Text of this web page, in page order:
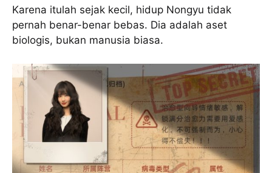
Karena itulah sejak kecil, hidup Nongyu tidak
pernah benar-benar bebas. Dia adalah aset
biologis, bukan manusia biasa.